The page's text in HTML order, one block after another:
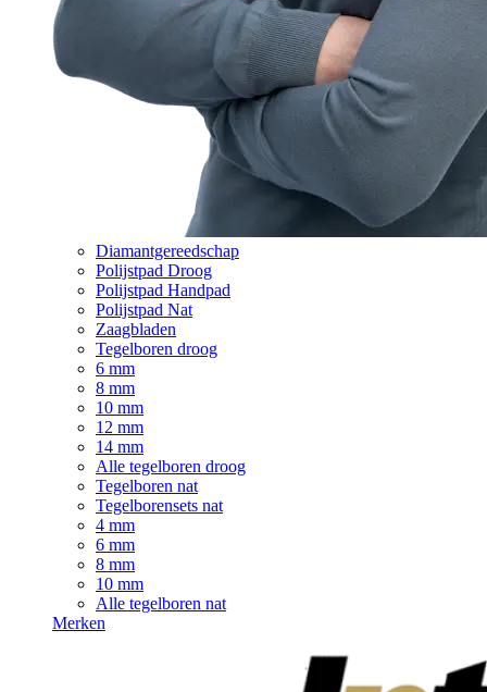
Diamantgereedschap
Polijstpad Droog
Polijstpad Handpad
Polijstpad Nat
Zaagbladen
Tegelboren droog
6 mm
8 mm
10 mm
12 mm
14 mm
Alle tegelboren droog
Tegelboren nat
Tegelborensets nat
4 mm
6 mm
8 mm
10 mm
Alle tegelboren nat
Merken